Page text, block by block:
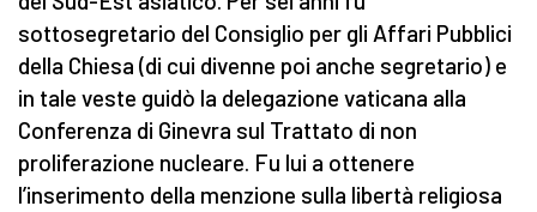
sottosegretario del Consiglio per gli Affari Pubblici
della Chiesa (di cui divenne poi anche segretario) e
in tale veste guidò la delegazione vaticana alla
Conferenza di Ginevra sul Trattato di non
proliferazione nucleare. Fu lui a ottenere
l’inserimento della menzione sulla libertà religiosa